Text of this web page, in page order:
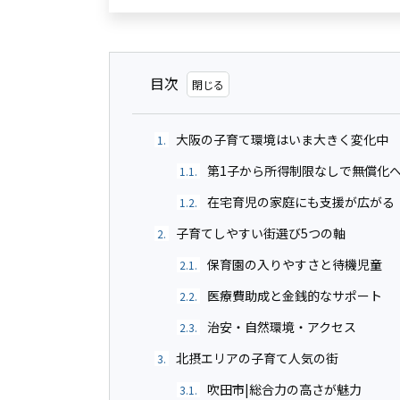
目次
1. 大阪の子育て環境はいま大きく変化中
1.1. 第1子から所得制限なしで無償化
1.2. 在宅育児の家庭にも支援が広がる
2. 子育てしやすい街選び5つの軸
2.1. 保育園の入りやすさと待機児童
2.2. 医療費助成と金銭的なサポート
2.3. 治安・自然環境・アクセス
3. 北摂エリアの子育て人気の街
3.1. 吹田市|総合力の高さが魅力